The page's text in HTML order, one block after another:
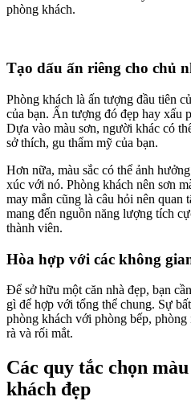
phòng khách.
Tạo dấu ấn riêng cho chủ
Phòng khách là ấn tượng đầu tiên
của bạn. Ấn tượng đó đẹp hay xấu
Dựa vào màu sơn, người khác có
sở thích, gu thẩm mỹ của bạn.
Hơn nữa, màu sắc có thể ảnh
xúc với nó. Phòng khách nên sơn
may mắn cũng là câu hỏi nên quan
mang đến nguồn năng lượng tích
thành viên.
Hòa hợp với các không
Để sở hữu một căn nhà đẹp, bạn
gì để hợp với tổng thể chung. Sự
phòng khách với phòng bếp,
rà và rối mắt.
Các quy tắc chọn
khách đẹp